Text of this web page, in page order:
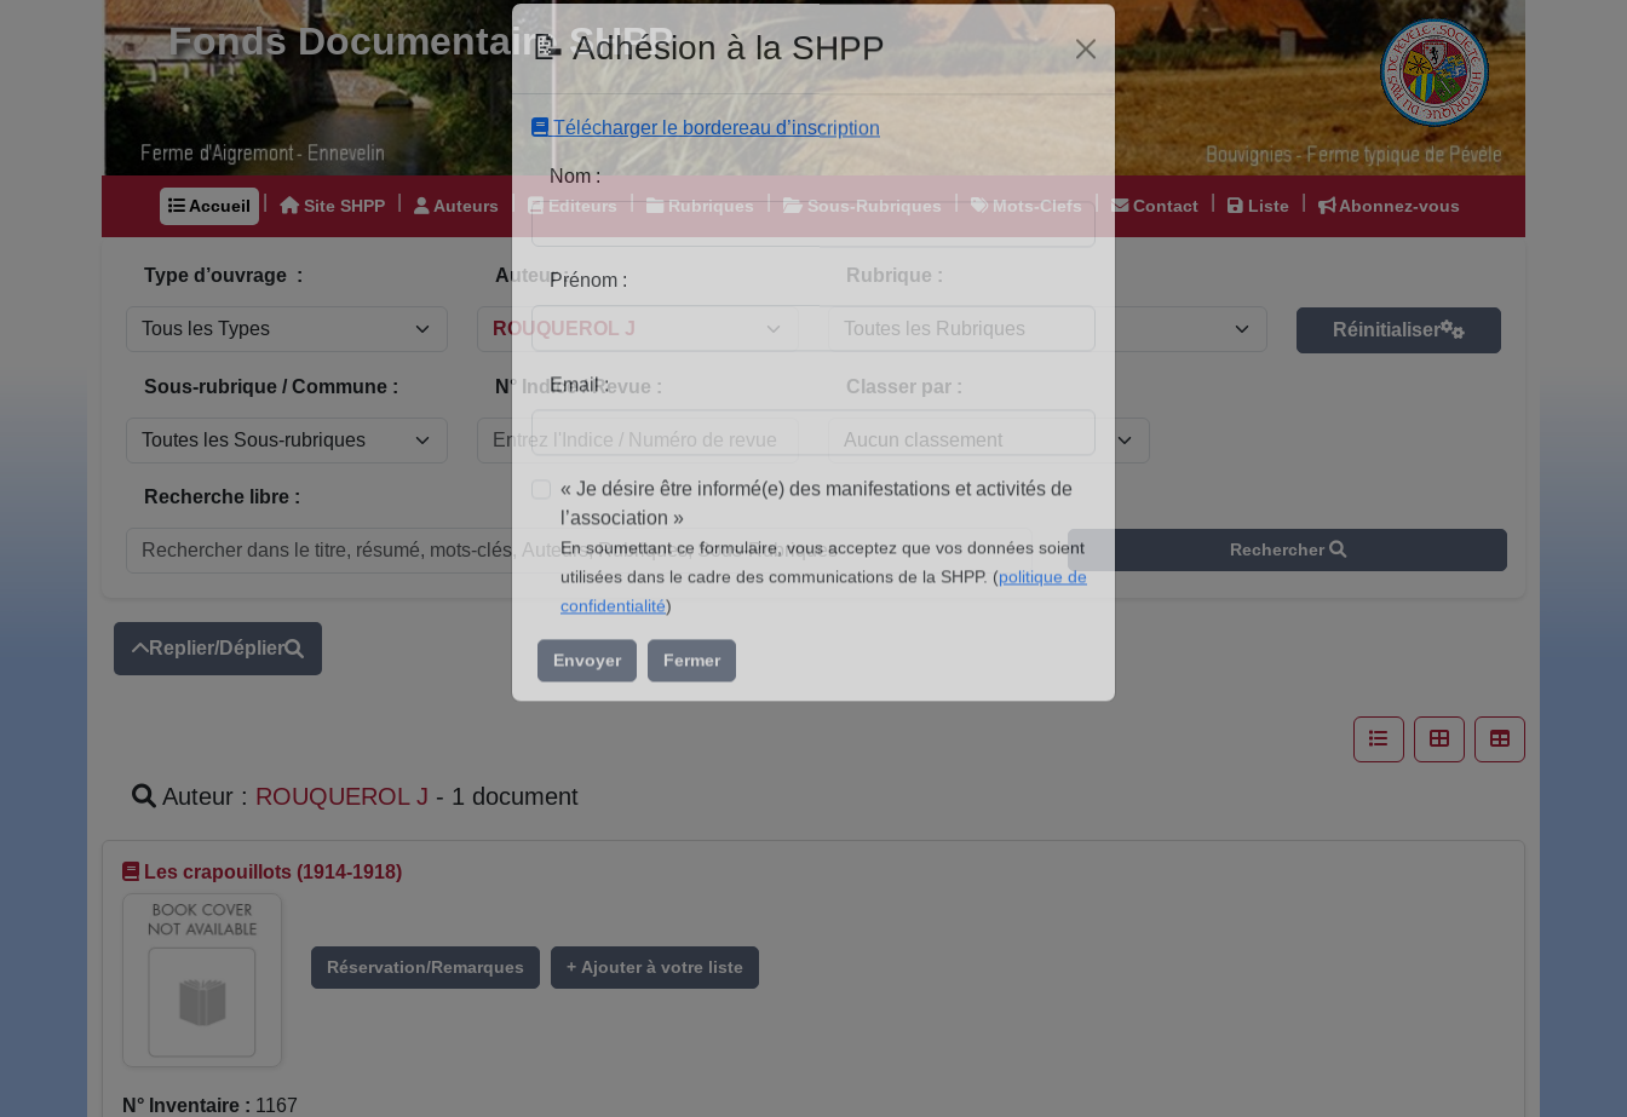
Fonds Documentaire SHPP
Accueil Site SHPP Auteurs Editeurs Rubriques Sous-Rubriques Mots-Clefs Contact Liste Abonnez-vous
Type d’ouvrage : Auteur : Rubrique :
Réinitialiser
Sous-rubrique / Commune : N° Indice / Revue : Classer par :
Recherche libre :
Rechercher
Replier/Déplier
Auteur : ROUQUEROL J - 1 document
Les crapouillots (1914-1918)
Réservation/Remarques + Ajouter à votre liste
N° Inventaire : 1167
📝 Adhésion à la SHPP
Télécharger le bordereau d’inscription
Nom :
« Je désire être informé(e) des manifestations et activités de
l’association »
En soumettant ce formulaire, vous acceptez que vos données soient
utilisées dans le cadre des communications de la SHPP. (
confidentialité)